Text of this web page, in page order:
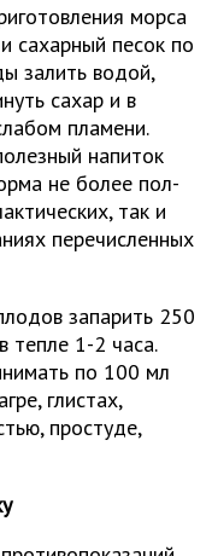
морса
сахарный песок по
залить водой,
сахар и в
пламени.
напиток
не более пол-
так и
перечисленных
запарить 250
тепле 1-2 часа.
по 100 мл
глистах,
простуде,